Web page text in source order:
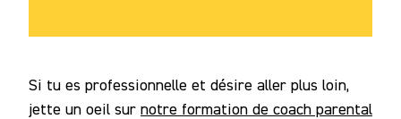
Si tu es professionnelle et désire aller plus loin,
jette un oeil sur notre formation de coach parental